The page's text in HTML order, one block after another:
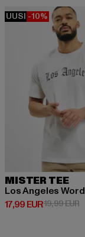
UUSI -10%
MISTER TEE
Los Angeles
17,99 EUR
Ajankohtainen hinta:
19,99 EUR